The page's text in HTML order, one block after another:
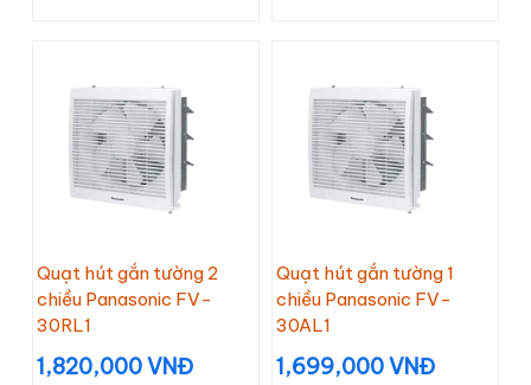
Quạt hút gắn tường 2
chiều Panasonic FV-
30RL1
1,820,000 VNĐ
Quạt hút gắn tường 1
chiều Panasonic FV-
30AL1
1,699,000 VNĐ